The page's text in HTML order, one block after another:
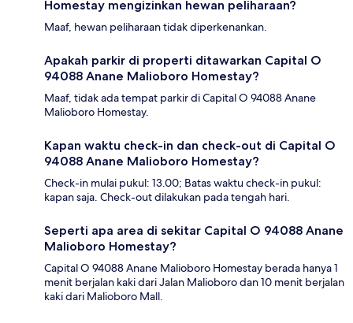
Homestay mengizinkan hewan peliharaan?
Maaf, hewan peliharaan tidak diperkenankan.
Apakah parkir di properti ditawarkan Capital O
94088 Anane Malioboro Homestay?
Maaf, tidak ada tempat parkir di Capital O 94088 Anane
Malioboro Homestay.
Kapan waktu check-in dan check-out di Capital O
94088 Anane Malioboro Homestay?
Check-in mulai pukul: 13.00; Batas waktu check-in pukul:
kapan saja. Check-out dilakukan pada tengah hari.
Seperti apa area di sekitar Capital O 94088 Anane
Malioboro Homestay?
Capital O 94088 Anane Malioboro Homestay berada hanya 1
menit berjalan kaki dari Jalan Malioboro dan 10 menit berjalan
kaki dari Malioboro Mall.